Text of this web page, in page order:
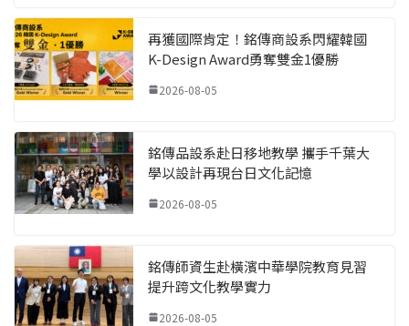
再獲國際肯定！銘傳商設系閃耀韓國
K-Design Award勇奪雙金1優勝
2026-08-05
銘傳品設系赴日移地教學 攜手千葉大
學以設計再現台日文化記憶
2026-08-05
銘傳師資生赴橫濱中華學院教育見習
提升跨文化教學實力
2026-08-05